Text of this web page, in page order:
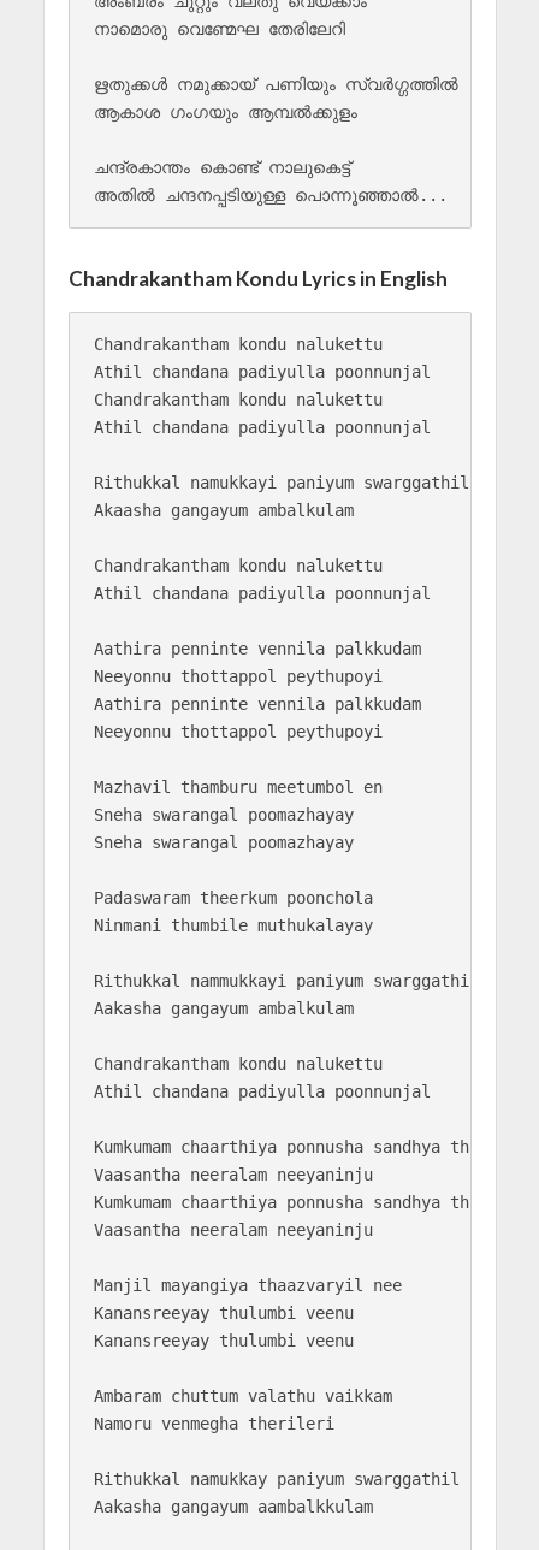
നാമൊരു വെണ്മേഘ തേരിലേറി
ഋതുക്കൾ നമുക്കായ് പണിയും സ്വർഗ്ഗത്തിൽ
ആകാശ ഗംഗയും ആമ്പൽക്കുളം
ചന്ദ്രകാന്തം കൊണ്ട് നാലുകെട്ട്
Chandrakantham Kondu Lyrics in English
Chandrakantham kondu nalukettu
Athil chandana padiyulla poonnunjal
Chandrakantham kondu nalukettu
Athil chandana padiyulla poonnunjal
Rithukkal namukkayi paniyum swarggathil
Akaasha gangayum ambalkulam
Chandrakantham kondu nalukettu
Athil chandana padiyulla poonnunjal
Aathira penninte vennila palkkudam
Neeyonnu thottappol peythupoyi
Aathira penninte vennila palkkudam
Neeyonnu thottappol peythupoyi
Mazhavil thamburu meetumbol en
Sneha swarangal poomazhayay
Sneha swarangal poomazhayay
Padaswaram theerkum poonchola
Ninmani thumbile muthukalayay
Rithukkal nammukkayi paniyum swarggathil
Aakasha gangayum ambalkulam
Chandrakantham kondu nalukettu
Athil chandana padiyulla poonnunjal
Kumkumam chaarthiya ponnusha sandhya than
Vaasantha neeralam neeyaninju
Kumkumam chaarthiya ponnusha sandhya than
Vaasantha neeralam neeyaninju
Manjil mayangiya thaazvaryil nee
Kanansreeyay thulumbi veenu
Kanansreeyay thulumbi veenu
Ambaram chuttum valathu vaikkam
Namoru venmegha therileri
Rithukkal namukkay paniyum swarggathil
Aakasha gangayum aambalkkulam